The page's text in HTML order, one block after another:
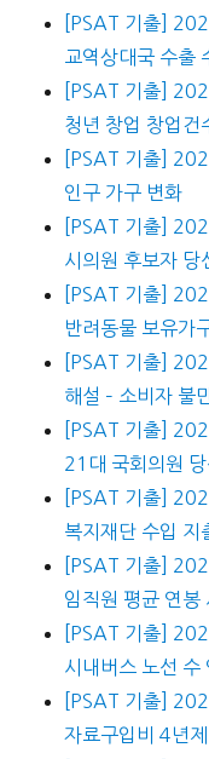
[PSAT 기출]
교역상대국 수출
[PSAT 기출]
청년 창업 창업건
[PSAT 기출]
인구 가구 변화
[PSAT 기출]
시의원 후보자 당
[PSAT 기출]
반려동물 보유가
[PSAT 기출]
해설 – 소비자 불
[PSAT 기출]
21대 국회의원
[PSAT 기출]
복지재단 수입 지
[PSAT 기출]
임직원 평균 연봉
[PSAT 기출]
시내버스 노선 수
[PSAT 기출]
자료구입비 4년제